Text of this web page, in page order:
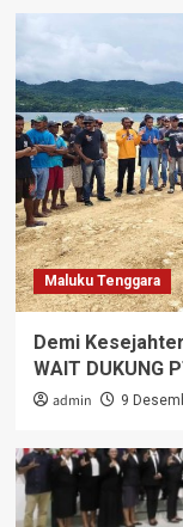
Maluku Tenggara
Demi
WAIT DUKUNG
admin 9